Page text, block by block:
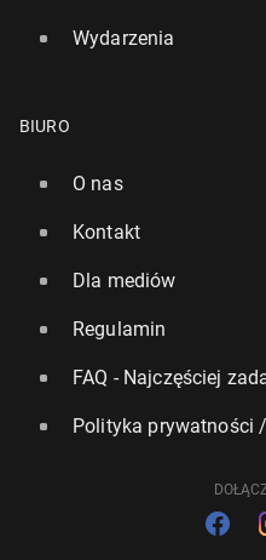
Wydarzenia
BIURO
O nas
Kontakt
Dla mediów
Regulamin
FAQ - Najczęściej
Polityka prywatności